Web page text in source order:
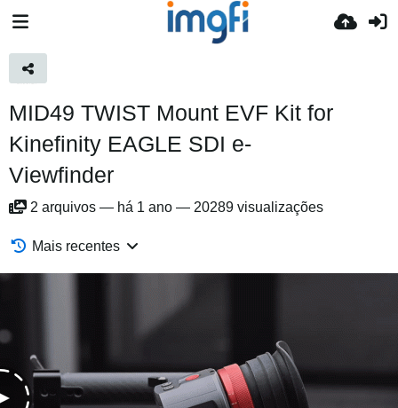
MID49 TWIST Mount EVF Kit for
Kinefinity EAGLE SDI e-
Viewfinder
2 arquivos — há 1 ano — 20289 visualizações
Mais recentes